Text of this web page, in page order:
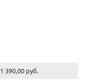
1 390,00 руб.